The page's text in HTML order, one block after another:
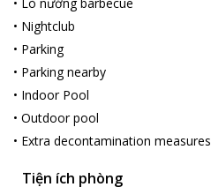
• Nightclub
• Parking
• Parking nearby
• Indoor Pool
• Outdoor pool
• Extra decontamination measures
Tiện ích phòng